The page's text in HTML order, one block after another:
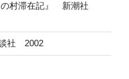
の村滞在記』 新潮社
社 2002